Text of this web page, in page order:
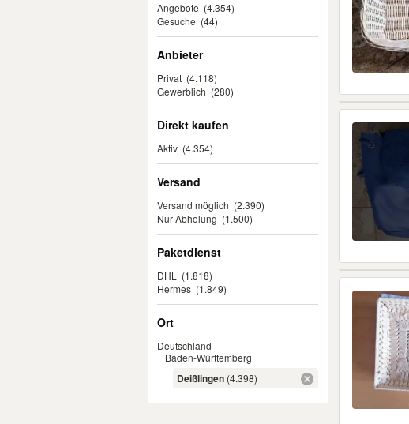
Angebote (4.354)
Gesuche (44)
Anbieter
Privat (4.118)
Gewerblich (280)
Direkt kaufen
Aktiv (4.354)
Versand
Versand möglich (2.390)
Nur Abholung (1.500)
Paketdienst
DHL
(1.818)
Hermes (1.849)
Ort
Deutschland
Baden-Württemberg
Deißlingen (4.398)